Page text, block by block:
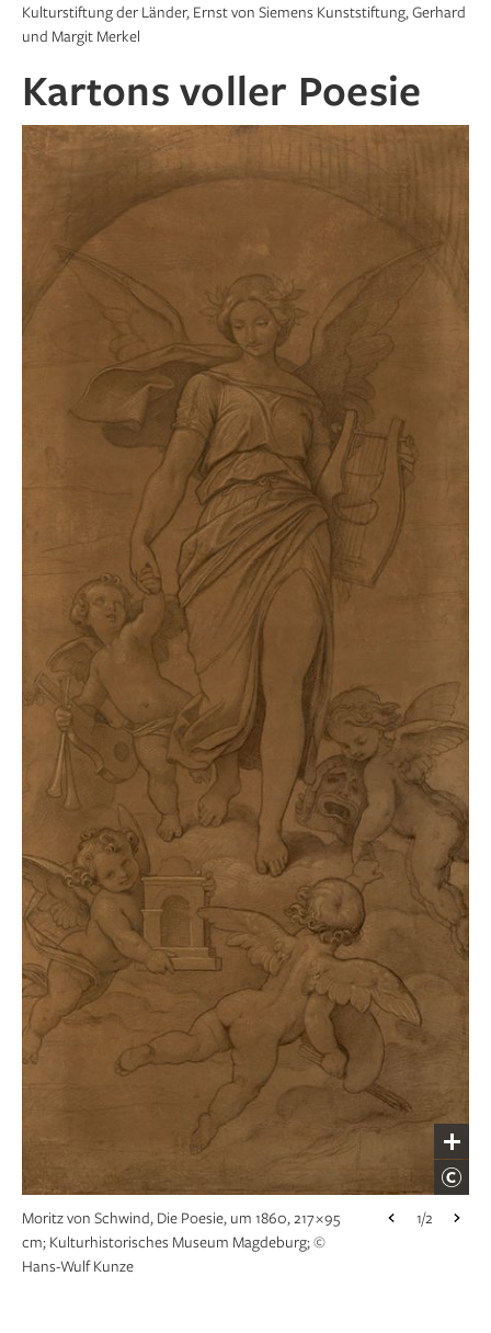
Kultur­stiftung der Länder, Ernst von Siemens Kunststiftung, Gerhard
und Margit Merkel
Kartons voller Poesie
Moritz von Schwind, Die Poesie, um 1860, 217 × 95
cm; Kultur­histo­risches Museum Magdeburg; ©
Hans-Wulf Kunze
1/2
Moritz von Schwind, Erzengel Michael, vor 1848, 170
× 115 cm; Kultur­histo­risches Museum Magdeburg; ©
Hans-Wulf Kunze